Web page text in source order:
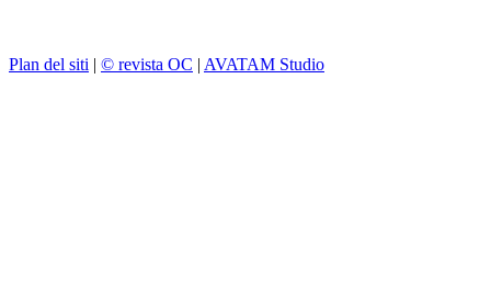
Plan del siti | © revista OC | AVATAM Studio